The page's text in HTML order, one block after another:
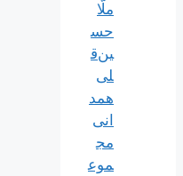
ملّا
حس
ین‌ق
لی
همد
انی
مج
موع